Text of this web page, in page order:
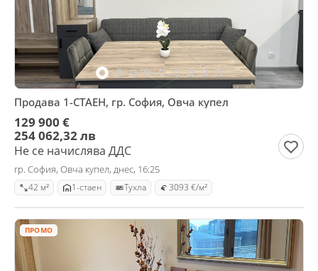
Продава 1-СТАЕН, гр. София, Овча купел
129 900 €
254 062,32 лв
Не се начислява ДДС
гр. София, Овча купел, днес, 16:25
42 м² 1-стаен Тухла 3093 €/м²
ПРОМО